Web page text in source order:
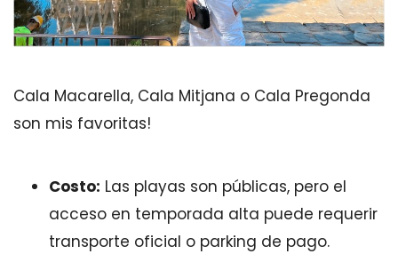
Cala Macarella, Cala Mitjana o Cala Pregonda
son mis favoritas!
Costo: Las playas son públicas, pero el
acceso en temporada alta puede requerir
transporte oficial o parking de pago.